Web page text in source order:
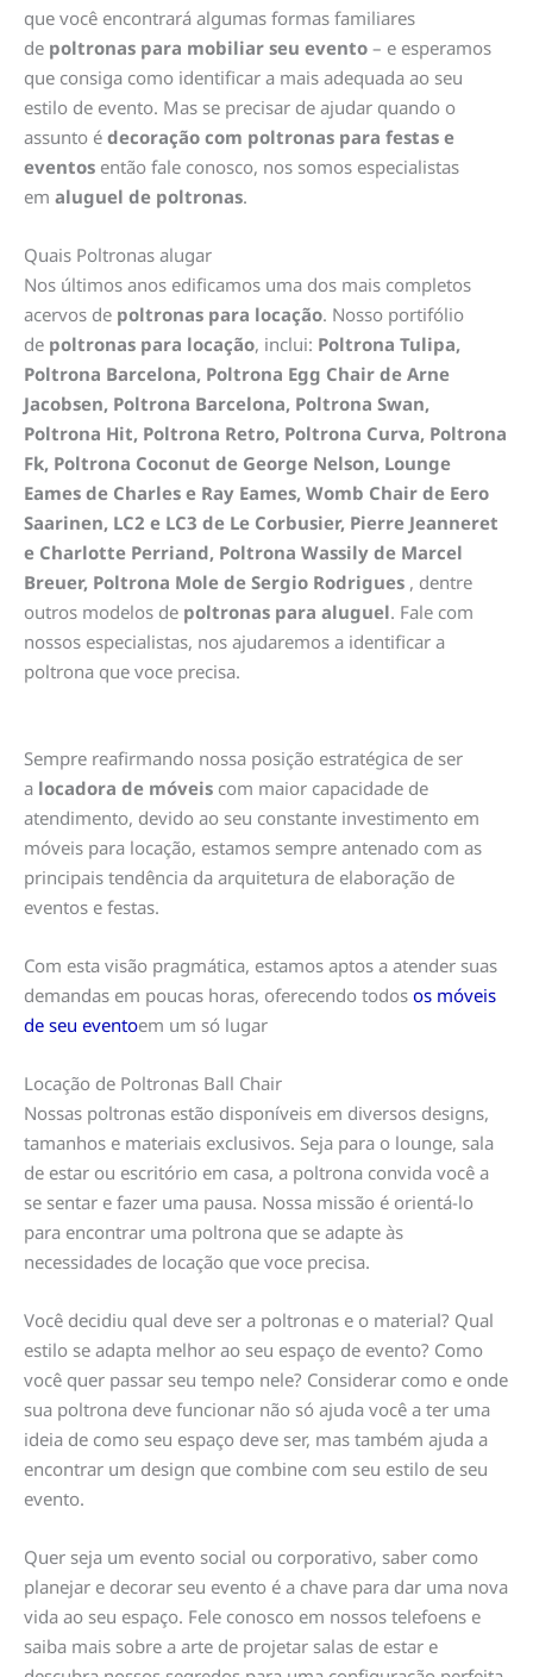
que você encontrará algumas formas familiares
de poltronas para mobiliar seu evento – e esperamos
que consiga como identificar a mais adequada ao seu
estilo de evento. Mas se precisar de ajudar quando o
assunto é decoração com poltronas para festas e
eventos então fale conosco, nos somos especialistas
em aluguel de poltronas.
Quais Poltronas alugar
Nos últimos anos edificamos uma dos mais completos
acervos de poltronas para locação. Nosso portifólio
de poltronas para locação, inclui: Poltrona Tulipa,
Poltrona Barcelona, Poltrona Egg Chair de Arne
Jacobsen, Poltrona Barcelona, Poltrona Swan,
Poltrona Hit, Poltrona Retro, Poltrona Curva, Poltrona
Fk, Poltrona Coconut de George Nelson, Lounge
Eames de Charles e Ray Eames, Womb Chair de Eero
Saarinen, LC2 e LC3 de Le Corbusier, Pierre Jeanneret
e Charlotte Perriand, Poltrona Wassily de Marcel
Breuer, Poltrona Mole de Sergio Rodrigues , dentre
outros modelos de poltronas para aluguel. Fale com
nossos especialistas, nos ajudaremos a identificar a
poltrona que voce precisa.
Sempre reafirmando nossa posição estratégica de ser
a locadora de móveis com maior capacidade de
atendimento, devido ao seu constante investimento em
móveis para locação, estamos sempre antenado com as
principais tendência da arquitetura de elaboração de
eventos e festas.
Com esta visão pragmática, estamos aptos a atender suas
demandas em poucas horas, oferecendo todos os móveis
de seu eventoem um só lugar
Locação de Poltronas Ball Chair
Nossas poltronas estão disponíveis em diversos designs,
tamanhos e materiais exclusivos. Seja para o lounge, sala
de estar ou escritório em casa, a poltrona convida você a
se sentar e fazer uma pausa. Nossa missão é orientá-lo
para encontrar uma poltrona que se adapte às
necessidades de locação que voce precisa.
Você decidiu qual deve ser a poltronas e o material? Qual
estilo se adapta melhor ao seu espaço de evento? Como
você quer passar seu tempo nele? Considerar como e onde
sua poltrona deve funcionar não só ajuda você a ter uma
ideia de como seu espaço deve ser, mas também ajuda a
encontrar um design que combine com seu estilo de seu
evento.
Quer seja um evento social ou corporativo, saber como
planejar e decorar seu evento é a chave para dar uma nova
vida ao seu espaço. Fele conosco em nossos telefoens e
saiba mais sobre a arte de projetar salas de estar e